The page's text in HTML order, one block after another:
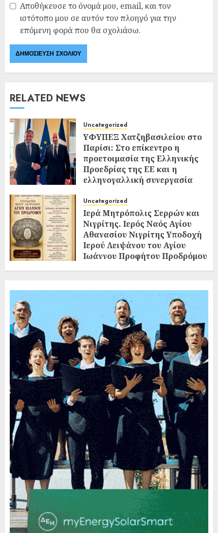
Αποθήκευσε το όνομά μου, email, και τον
ιστότοπο μου σε αυτόν τον πλοηγό για την
επόμενη φορά που θα σχολιάσω.
RELATED NEWS
Uncategorized
ΥΦΥΠΕΞ Χατζηβασιλείου στο
Παρίσι: Στο επίκεντρο η
προετοιμασία της Ελληνικής
Προεδρίας της ΕΕ και η
ελληνογαλλική συνεργασία
Uncategorized
Ιερά Μητρόπολις Σερρών και
Νιγρίτης. Ιερός Ναός Αγίου
Αθανασίου Νιγρίτης Υποδοχή
Ιερού Λειψάνου του Αγίου
Ιωάννου Προφήτου Προδρόμου